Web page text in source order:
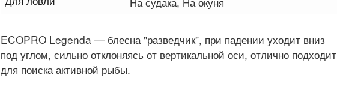
ECOPRO Legenda — блесна "разведчик", при падении уходит вниз
под углом, сильно отклоняясь от вертикальной оси, отлично подходит
для поиска активной рыбы.